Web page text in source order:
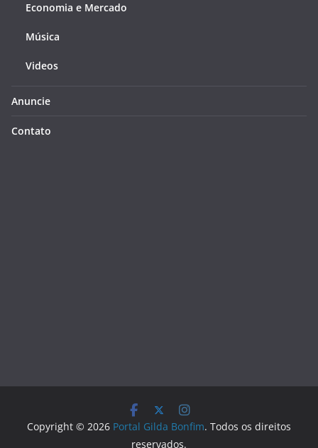
Economia e Mercado
Música
Videos
Anuncie
Contato
Copyright © 2026 Portal Gilda Bonfim. Todos os direitos
reservados.